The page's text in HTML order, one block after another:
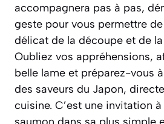
accompagnera pas à pas,
geste pour vous permettre
délicat de la découpe et de
Oubliez vos appréhensions,
belle lame et préparez-vous
des saveurs du Japon,
cuisine. C’est une invitation